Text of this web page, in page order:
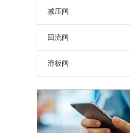
减压阀
回流阀
滑板阀